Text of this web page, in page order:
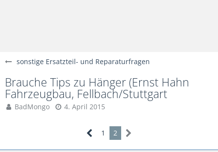
sonstige Ersatzteil- und Reparaturfragen
Brauche Tips zu Hänger (Ernst Hahn
Fahrzeugbau, Fellbach/Stuttgart
BadMongo 4. April 2015
1 2